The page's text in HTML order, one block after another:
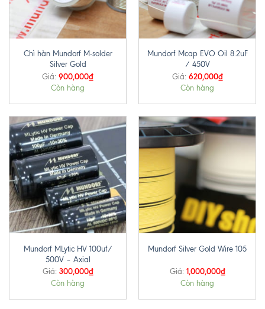
Chì hàn Mundorf M-solder
Silver Gold
Giá: 900,000₫
Còn hàng
Mundorf Mcap EVO Oil 8.2uF
/ 450V
Giá: 620,000₫
Còn hàng
Mundorf MLytic HV 100uf/
500V – Axial
Giá: 300,000₫
Còn hàng
Mundorf Silver Gold Wire 105
Giá: 1,000,000₫
Còn hàng